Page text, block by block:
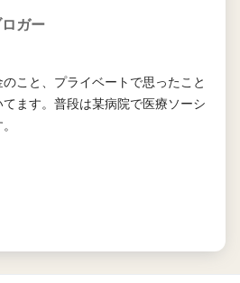
ガー
こと、プライベートで思ったこと
ます。普段は某病院で医療ソーシ